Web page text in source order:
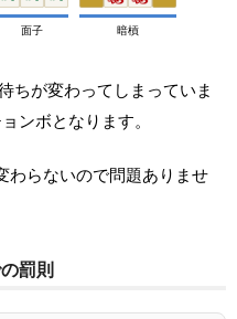
面子 暗槓
ちが変わってしまっていま
ンボとなります。
わらないので問題ありませ
罰則